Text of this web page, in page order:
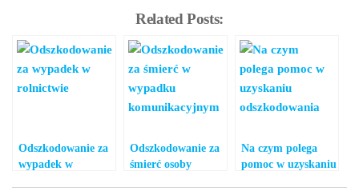
Related Posts:
Odszkodowanie za
wypadek w
Odszkodowanie za
śmierć osoby
Na czym polega
pomoc w uzyskaniu